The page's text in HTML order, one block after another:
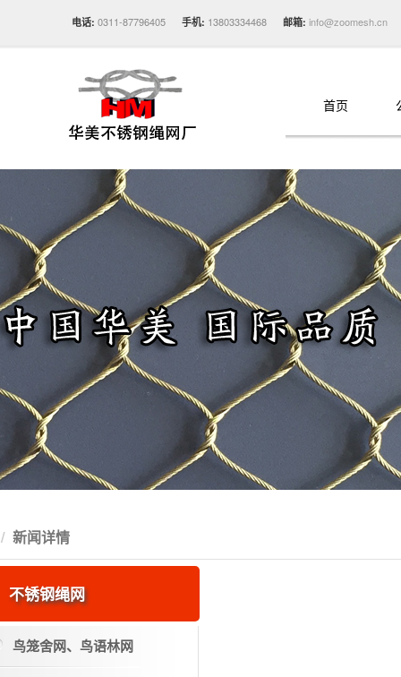
电话: 0311-87796405 手机: 13803334468 邮箱: info@zoomesh.cn
首页
新闻详情
不锈钢绳网
鸟笼舍网、鸟语林网